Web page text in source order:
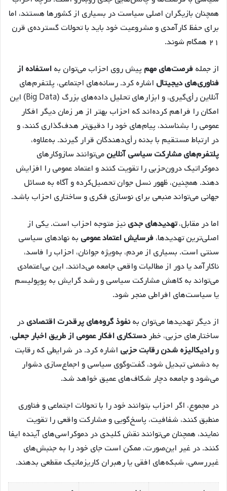
همچنان بازیگران اصلی سیاست در بسیاری از کشورها هستند، اما
برای حفظ کارآمدی و مشروعیت خود باید با تحولات گسترده‌ی قرن
۲۱ همگام شوند.
از جملهفرصت‌های مهم پیش روی احزاب می‌توان بهاستفاده از
فناوری‌های دیجیتال اشاره کرد. رسانه‌های اجتماعی، پلتفرم‌های
آنلاین رأی‌گیری، و ابزارهای تحلیل داده‌های بزرگ (Big Data) این
امکان را فراهم کرده‌اند که احزاب بهتر از هر زمان دیگر افکار
عمومی را بشناسند، پیام‌های خود را دقیق‌تر هدف‌گذاری کنند، و
در ارتباط مستقیم با بدنه رأی‌دهندگان قرار گیرند. به‌علاوه،
پلتفرم‌های مشارکت سیاسی آنلاینمی‌توانند سازوکارهای
دموکراتیک درون‌حزبی را تقویت کنند و اعتماد عمومی را افزایش
دهند. همچنین، ظهور نسل جوان تحصیل‌کرده و آگاه به مسائل
جهانی می‌تواند منبعی برای نوسازی فکری و ساختاری احزاب باشد.
اما در مقابل،تهدیدهای جدینیز متوجه احزاب است. یکی از
اصلی‌ترین تهدیدها،فرسایش اعتماد عمومی به نهادهای سیاسی
سنتی است. بسیاری از مردم، به‌ویژه جوانان، احزاب را فاسد،
ناکارآمد یا دور از مطالبات واقعی جامعه می‌دانند. این بی‌اعتمادی
می‌تواند به کاهش مشارکت سیاسی و رشد گرایش به پوپولیسم
یا سیاست‌های افراطی منجر شود.
از دیگر تهدیدها می‌توان بهنفوذ گروه‌های پرقدرت اقتصادیدر
ساختارهای حزبی، خطردستکاری افکار عمومی از طریق اخبار جعلی،
ورادیکالیزه شدن رقابت حزبی اشاره کرد. در شرایطی که رقابت
به دشمنی تبدیل شود، گفت‌وگوی سیاسی و اجماع‌سازی دشوار
می‌شود و جامعه دچار شکاف‌های عمیق خواهد شد.
در مجموع، اگر احزاب بتوانند خود را با تحولات اجتماعی و فناوری
منطبق کنند، شفافیت، پاسخ‌گویی و مشارکت واقعی را تقویت
نمایند، همچنان می‌توانند نقش کلیدی در دموکراسی‌های آینده ایفا
کنند. در غیر این‌صورت، ممکن است جای خود را به جنبش‌های
غیررسمی، شبکه‌های افقی یا رهبران کاریزماتیک مقطعی بدهند.